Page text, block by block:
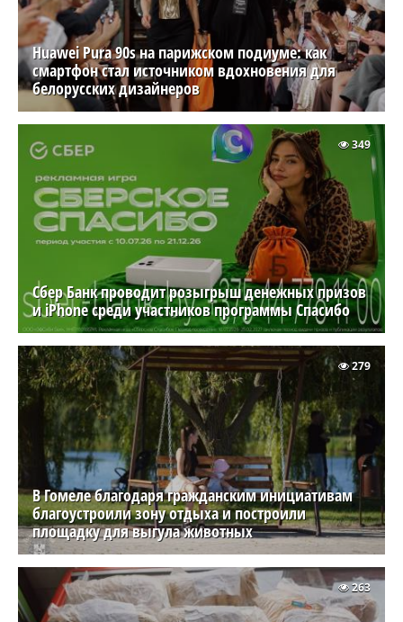
Huawei Pura 90s на парижском подиуме: как
смартфон стал источником вдохновения для
белорусских дизайнеров
Сбер Банк проводит розыгрыш денежных призов
и iPhone среди участников программы Спасибо
349
В Гомеле благодаря гражданским инициативам
благоустроили зону отдыха и построили
площадку для выгула животных
279
263